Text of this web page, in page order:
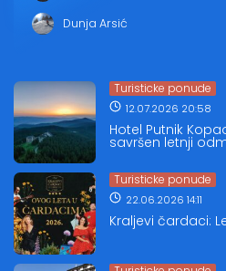
Dunja Arsić
Turisticke ponude
12.07.2026 20:58
Hotel Putnik
savršen letnji
Turisticke ponude
22.06.2026 14:11
Kraljevi čardaci: